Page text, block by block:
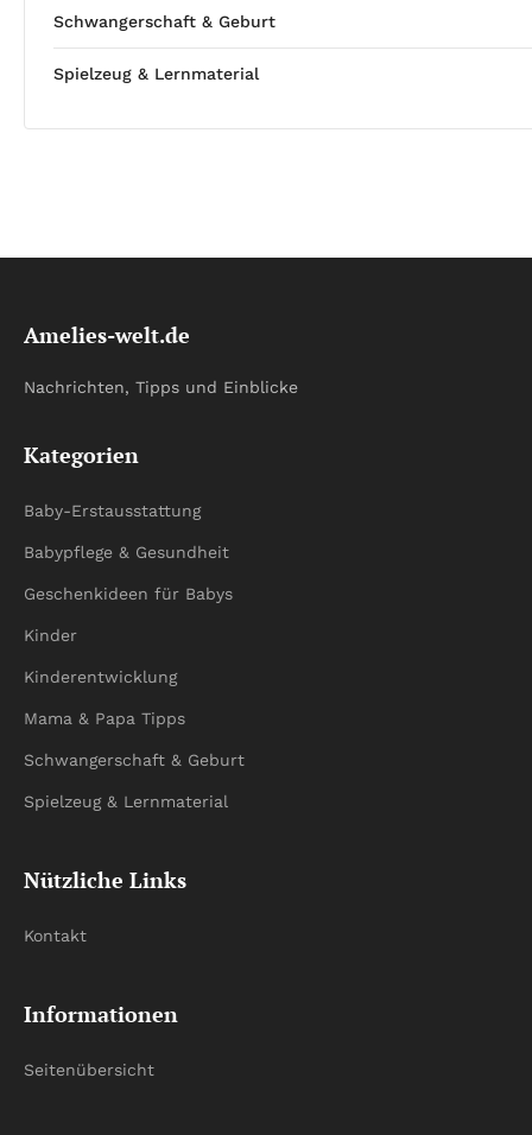
Schwangerschaft & Geburt
Spielzeug & Lernmaterial
Amelies-welt.de
Nachrichten, Tipps und Einblicke
Kategorien
Baby-Erstausstattung
Babypflege & Gesundheit
Geschenkideen für Babys
Kinder
Kinderentwicklung
Mama & Papa Tipps
Schwangerschaft & Geburt
Spielzeug & Lernmaterial
Nützliche Links
Kontakt
Informationen
Seitenübersicht